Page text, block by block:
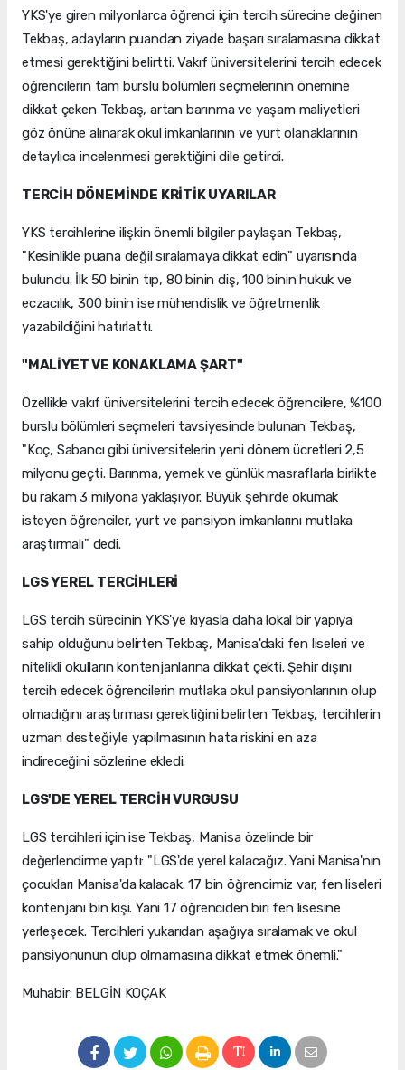
YKS'ye giren milyonlarca öğrenci için tercih sürecine değinen
Tekbaş, adayların puandan ziyade başarı sıralamasına dikkat
etmesi gerektiğini belirtti. Vakıf üniversitelerini tercih edecek
öğrencilerin tam burslu bölümleri seçmelerinin önemine
dikkat çeken Tekbaş, artan barınma ve yaşam maliyetleri
göz önüne alınarak okul imkanlarının ve yurt olanaklarının
detaylıca incelenmesi gerektiğini dile getirdi.
TERCİH DÖNEMİNDE KRİTİK UYARILAR
YKS tercihlerine ilişkin önemli bilgiler paylaşan Tekbaş,
"Kesinlikle puana değil sıralamaya dikkat edin" uyarısında
bulundu. İlk 50 binin tıp, 80 binin diş, 100 binin hukuk ve
eczacılık, 300 binin ise mühendislik ve öğretmenlik
yazabildiğini hatırlattı.
"MALİYET VE KONAKLAMA ŞART"
Özellikle vakıf üniversitelerini tercih edecek öğrencilere, %100
burslu bölümleri seçmeleri tavsiyesinde bulunan Tekbaş,
"Koç, Sabancı gibi üniversitelerin yeni dönem ücretleri 2,5
milyonu geçti. Barınma, yemek ve günlük masraflarla birlikte
bu rakam 3 milyona yaklaşıyor. Büyük şehirde okumak
isteyen öğrenciler, yurt ve pansiyon imkanlarını mutlaka
araştırmalı" dedi.
LGS YEREL TERCİHLERİ
LGS tercih sürecinin YKS'ye kıyasla daha lokal bir yapıya
sahip olduğunu belirten Tekbaş, Manisa'daki fen liseleri ve
nitelikli okulların kontenjanlarına dikkat çekti. Şehir dışını
tercih edecek öğrencilerin mutlaka okul pansiyonlarının olup
olmadığını araştırması gerektiğini belirten Tekbaş, tercihlerin
uzman desteğiyle yapılmasının hata riskini en aza
indireceğini sözlerine ekledi.
LGS'DE YEREL TERCİH VURGUSU
LGS tercihleri için ise Tekbaş, Manisa özelinde bir
değerlendirme yaptı: "LGS'de yerel kalacağız. Yani Manisa'nın
çocukları Manisa'da kalacak. 17 bin öğrencimiz var, fen liseleri
kontenjanı bin kişi. Yani 17 öğrenciden biri fen lisesine
yerleşecek. Tercihleri yukarıdan aşağıya sıralamak ve okul
pansiyonunun olup olmamasına dikkat etmek önemli."
Muhabir: BELGİN KOÇAK